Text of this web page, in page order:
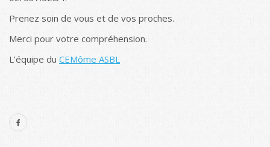
Prenez soin de vous et de vos proches.
Merci pour votre compréhension.
L’équipe du CEMôme ASBL